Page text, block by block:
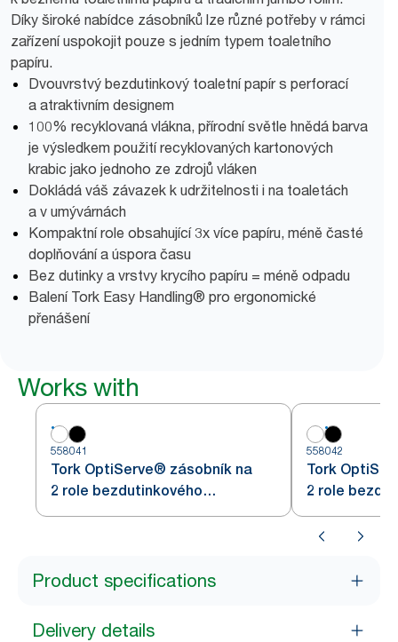
Díky široké nabídce zásobníků lze různé potřeby v rámci
zařízení uspokojit pouze s jedním typem toaletního
papíru.
Dvouvrstvý bezdutinkový toaletní papír s perforací
a atraktivním designem
100% recyklovaná vlákna, přírodní světle hnědá barva
je výsledkem použití recyklovaných kartonových
krabic jako jednoho ze zdrojů vláken
Dokládá váš závazek k udržitelnosti i na toaletách
a v umývárnách
Kompaktní role obsahující 3x více papíru, méně časté
doplňování a úspora času
Bez dutinky a vrstvy krycího papíru = méně odpadu
Balení Tork Easy Handling® pro ergonomické
přenášení
Works with
558041
Tork OptiServe® zásobník na
2 role bezdutinkového
toaletního papíru
558042
Tork
2 role
toaletního
Product specifications
Delivery details